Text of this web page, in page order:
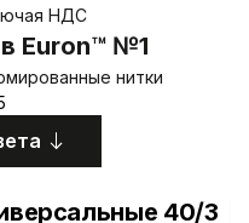
НДС
Euron™ №1
нитки
40/3